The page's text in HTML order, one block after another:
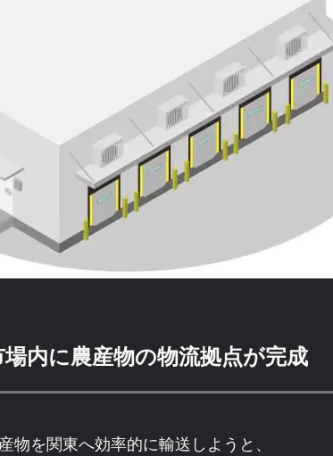
内に農産物の物流拠点が完成
物を関東へ効率的に輸送しようと、